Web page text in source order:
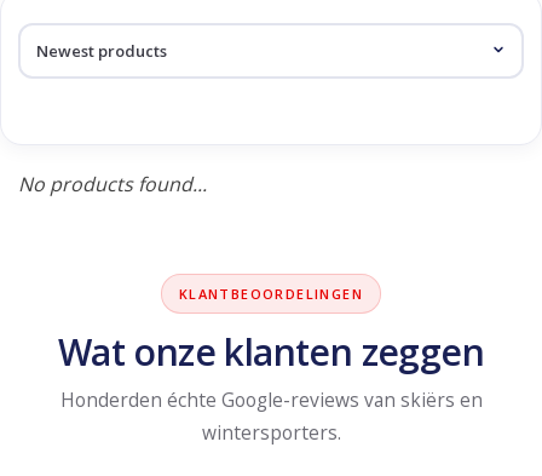
Products tagged with
neckwarmer
No products found...
KLANTBEOORDELINGEN
Wat onze klanten zeggen
Honderden échte Google-reviews van skiërs en
wintersporters.